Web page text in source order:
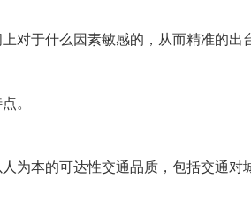
于什么因素敏感的，从而精准的出
。
本的可达性交通品质，包括交通对